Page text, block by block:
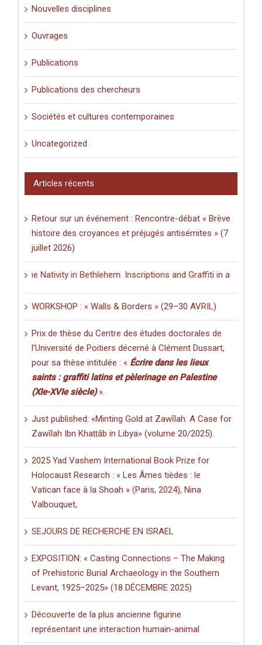
Nouvelles disciplines
Ouvrages
Publications
Publications des chercheurs
Sociétés et cultures contemporaines
Uncategorized
Articles récents
Retour sur un événement : Rencontre-débat « Brève
histoire des croyances et préjugés antisémites » (7
juillet 2026)
the Nativity in Bethlehem. Inscriptions and Graffiti in a Multilingual
WORKSHOP : « Walls & Borders » (29–30 AVRIL)
Prix de thèse du Centre des études doctorales de
l’Université de Poitiers décerné à Clément Dussart,
pour sa thèse intitulée : « Écrire dans les lieux
saints : graffiti latins et pèlerinage en Palestine
(XIe-XVIe siècle)».
Just published: «Minting Gold at Zawīlah: A Case for
Zawīlah Ibn Khaṭṭāb in Libya» (volume 20/2025).
2025 Yad Vashem International Book Prize for
Holocaust Research : « Les Âmes tièdes : le
Vatican face à la Shoah » (Paris, 2024), Nina
Valbouquet,
SEJOURS DE RECHERCHE EN ISRAEL
EXPOSITION: « Casting Connections – The Making
of Prehistoric Burial Archaeology in the Southern
Levant, 1925–2025» (18 DÉCEMBRE 2025)
Découverte de la plus ancienne figurine
représentant une interaction humain-animal